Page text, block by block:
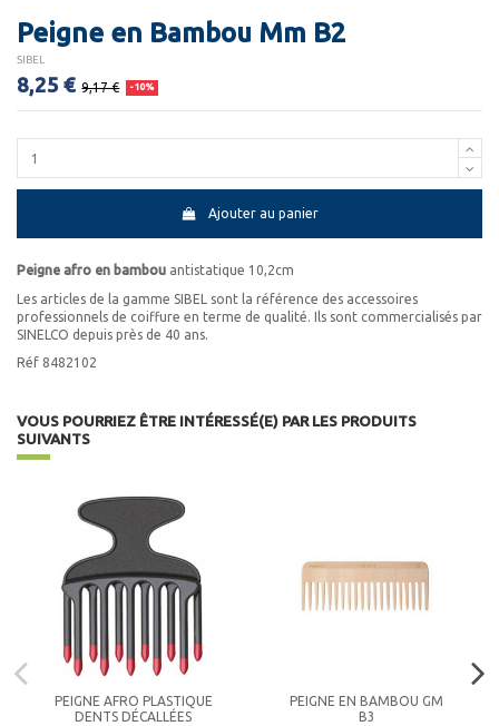
Peigne en Bambou Mm B2
SIBEL
8,25 € 9,17 € -10%
Ajouter au panier
Peigne afro en bambou antistatique 10,2cm
Les articles de la gamme SIBEL sont la référence des accessoires
professionnels de coiffure en terme de qualité. Ils sont commercialisés par
SINELCO depuis près de 40 ans.
Réf 8482102
VOUS POURRIEZ ÊTRE INTÉRESSÉ(E) PAR LES PRODUITS
SUIVANTS
PEIGNE AFRO PLASTIQUE
DENTS DÉCALLÉES
PEIGNE EN BAMBOU GM
B3